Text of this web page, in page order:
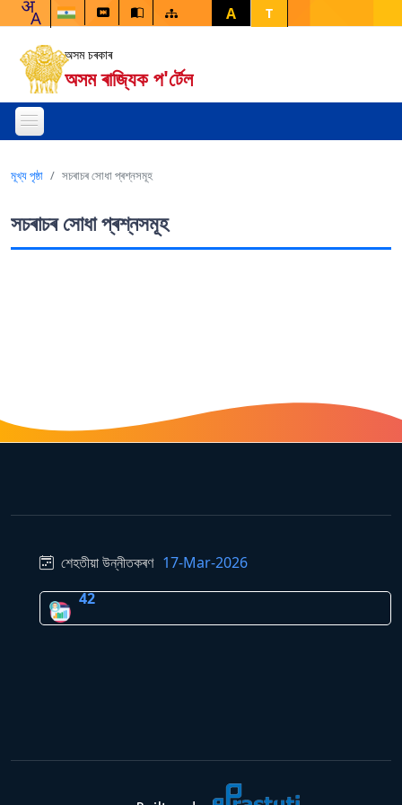
A T
অসম চৰকাৰ
অসম ৰাজ্যিক প'ৰ্টেল
মূখ্য পৃষ্ঠা সচৰাচৰ সোধা প্ৰশ্নসমূহ
সচৰাচৰ সোধা প্ৰশ্নসমূহ
শেহতীয়া উন্নীতকৰণ 17-Mar-2026
42